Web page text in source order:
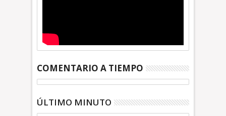
COMENTARIO A TIEMPO
ÚLTIMO MINUTO